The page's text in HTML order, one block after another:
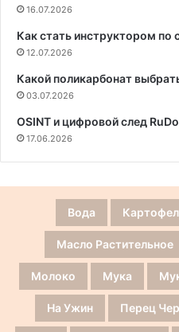
16.07.2026
Как стать инструктором по
12.07.2026
Какой поликарбонат
03.07.2026
OSINT и цифровой след
17.06.2026
Вода
Масло Растительное
Молоко Мука
На Ужин Перец